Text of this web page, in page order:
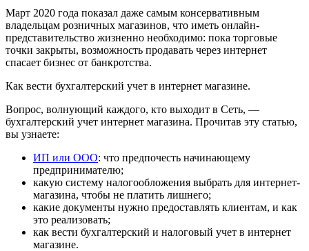
Март 2020 года показал даже самым консервативным
владельцам розничных магазинов, что иметь онлайн-
представительство жизненно необходимо: пока торговые
точки закрыты, возможность продавать через интернет
спасает бизнес от банкротства.
Как вести бухгалтерский учет в интернет магазине.
Вопрос, волнующий каждого, кто выходит в Сеть, —
бухгалтерский учет интернет магазина. Прочитав эту статью,
вы узнаете:
ИП или ООО: что предпочесть начинающему
предпринимателю;
какую систему налогообложения выбрать для интернет-
магазина, чтобы не платить лишнего;
какие документы нужно предоставлять клиентам, и как
это реализовать;
как вести бухгалтерский и налоговый учет в интернет
магазине.